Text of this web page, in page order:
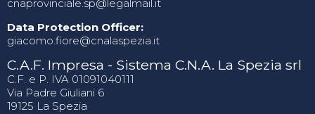
cnaprovinciale.sp@legalmail.it
Data Protection Officer:
giacomo.fiore@cnalaspezia.it
C.A.F. Impresa - Sistema C.N.A. La Spezia srl
C.F. e P. IVA 01091040111
Via Padre Giuliani 6
19125 La Spezia